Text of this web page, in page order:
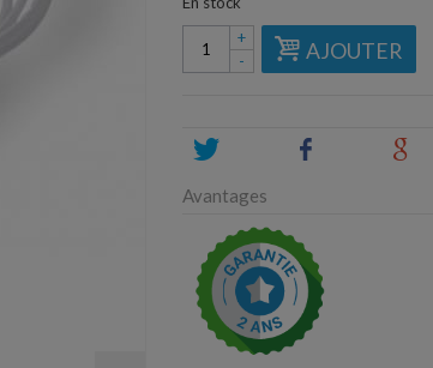
-
+
AJOUTER
Tweet
Avantages